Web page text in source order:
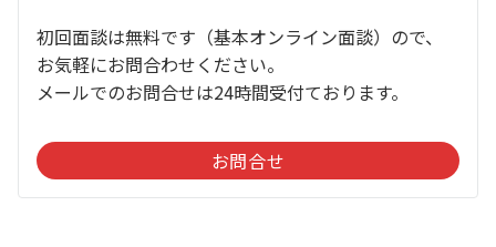
初回面談は無料です（基本オンライン面談）ので、
お気軽にお問合わせください。
メールでのお問合せは24時間受付ております。
お問合せ